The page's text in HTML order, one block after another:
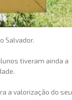
Salvador.
tiveram ainda a
a valorização do seu